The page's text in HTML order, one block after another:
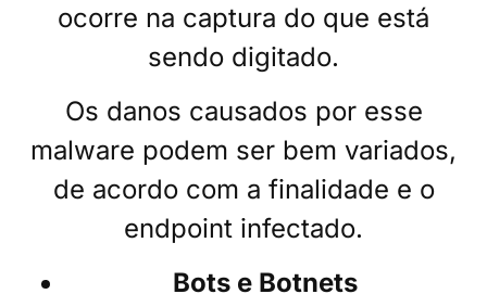
ocorre na captura do que está
sendo digitado.
Os danos causados por esse
malware podem ser bem variados,
de acordo com a finalidade e o
endpoint infectado.
Bots e Botnets